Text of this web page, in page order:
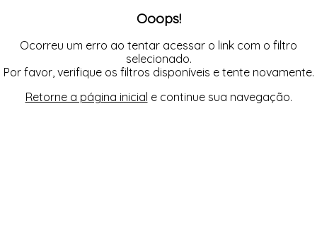
Ooops!
Ocorreu um erro ao tentar acessar o link com o filtro
selecionado.
Por favor, verifique os filtros disponíveis e tente novamente.
Retorne a página inicial e continue sua navegação.